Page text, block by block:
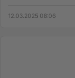
12.03.2025 08:06